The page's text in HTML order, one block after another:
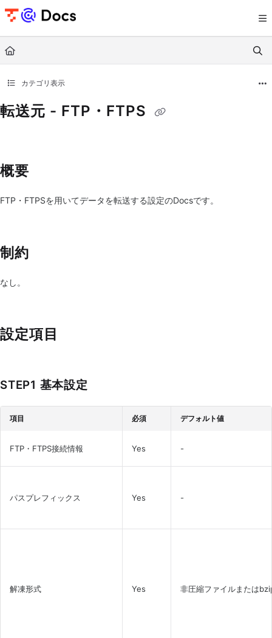
Documentation Index
Use this file to discover all available pages before exploring further.
カテゴリ表示
転送元 - FTP・FTPS
概要
FTP・FTPSを用いてデータを転送する設定のDocsです。
制約
なし。
設定項目
STEP1 基本設定
項目 必須 デフォルト値
FTP・FTPS接続情報 Yes -
パスプレフィックス Yes -
解凍形式 Yes 非圧縮ファイルまたは